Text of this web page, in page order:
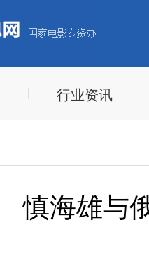
行业资讯
慎海雄与